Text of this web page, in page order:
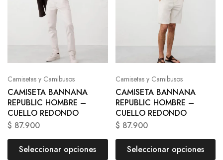
Camisetas y Camibusos
CAMISETA BANNANA
REPUBLIC HOMBRE –
CUELLO REDONDO
$ 87.900
Seleccionar opciones
Camisetas y Camibusos
CAMISETA BANNANA
REPUBLIC HOMBRE –
CUELLO REDONDO
$ 87.900
Seleccionar opciones